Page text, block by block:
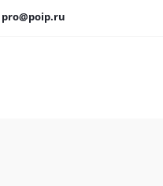
pro@poip.ru